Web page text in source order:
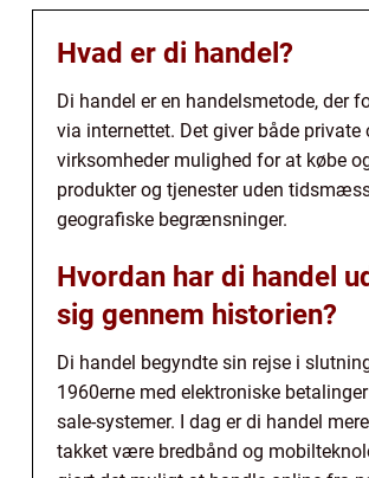
Hvad er di handel?
Di handel er en handelsmetode, der
via internettet. Det giver både private
virksomheder mulighed for at købe
produkter og tjenester uden
geografiske begrænsninger.
Hvordan har di handel
sig gennem historien?
Di handel begyndte sin rejse i
1960erne med elektroniske
sale-systemer. I dag er di handel
takket være bredbånd og